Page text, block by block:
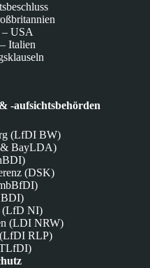
– USA
Italien
-aufsichtsbehörden
(LfDI BW)
BayLDA)
(DSK)
(LfD NI)
(LDI NRW)
RLP)